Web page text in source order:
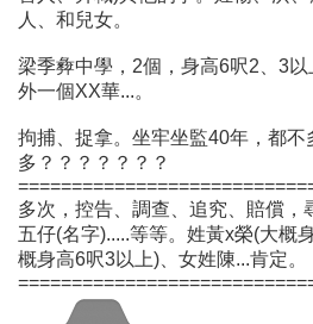
人、和兒女。
梁季彜中學，2個，身高6呎2、3
外一個XX華...。
拘捕、捉拿。坐牢坐監40年，都不
多？？？？？？？
多次，控告、調查、追究、賠償，
五仔(名字).....等等。姓黃x榮(大概
概身高6呎3以上)、女姓陳...肯定。